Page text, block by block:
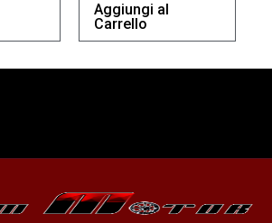
Aggiungi al
Carrello